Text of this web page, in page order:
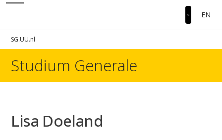
EN
SG.UU.nl
Studium Generale
Lisa Doeland